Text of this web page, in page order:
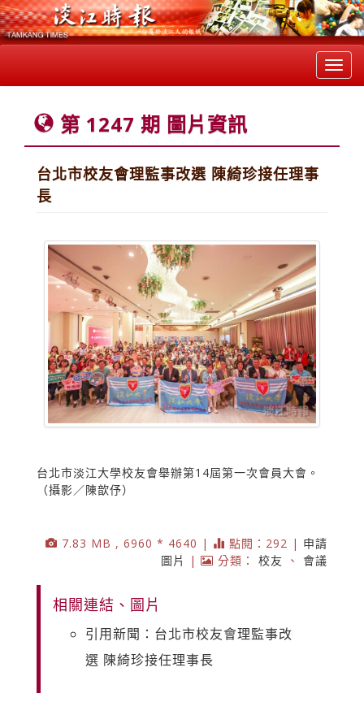
第 1247 期 圖片資訊
台北市校友會理監事改選 陳綺珍接任理事
長
台北市淡江大學校友會舉辦第14屆第一次會員大會。
（攝影／陳歆伃）
7.83 MB , 6960 * 4640 | 點閱：292 | 申請
圖片
| 分類： 校友 、 會議
相關連結、圖片
引用新聞：台北市校友會理監事改
選 陳綺珍接任理事長